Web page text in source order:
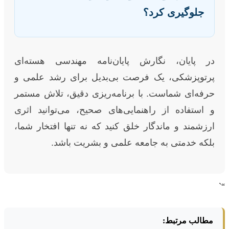
جلوگیری کرد؟
در پایان، نگارش پایان‌نامه مهندسی هسته‌ای
پرتوپزشکی، یک فرصت بی‌بدیل برای رشد علمی و
حرفه‌ای شماست. با برنامه‌ریزی دقیق، تلاش مستمر
و استفاده از راهنمایی‌های صحیح، می‌توانید اثری
ارزشمند و ماندگار خلق کنید که نه تنها افتخار شما،
بلکه خدمتی به جامعه علمی و بشریت باشد.
“`
مطالب مرتبط: